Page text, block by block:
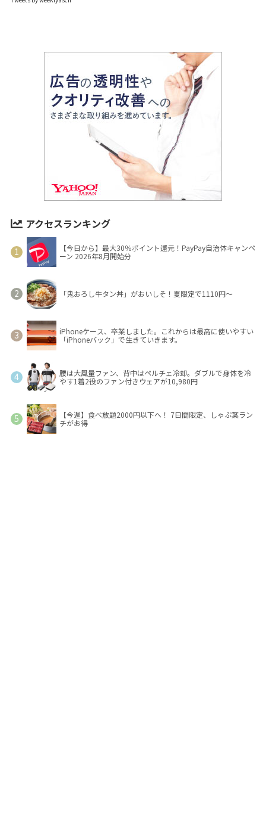
アクセスランキング
【今日から】最大30％ポイント還元！PayPay自治体キャンペ
ーン 2026年8月開始分
「鬼おろし牛タン丼」がおいしそ！夏限定で1110円～
iPhoneケース、卒業しました。これからは最高に使いやすい
「iPhoneバック」で生きていきます。
腰は大風量ファン、背中はペルチェ冷却。ダブルで身体を冷
やす1着2役のファン付きウェアが10,980円
【今週】食べ放題2000円以下へ！ 7日間限定、しゃぶ葉ラン
チがお得